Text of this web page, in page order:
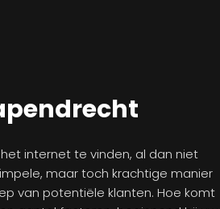
internet te vinden, al dan niet
maar toch krachtige manier
van potentiële klanten. Hoe komt